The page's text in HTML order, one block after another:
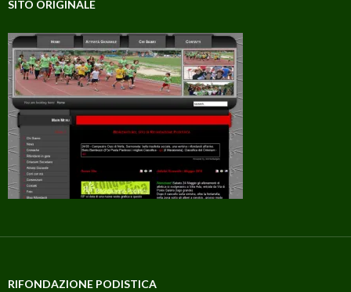
SITO ORIGINALE
RIFONDAZIONE PODISTICA